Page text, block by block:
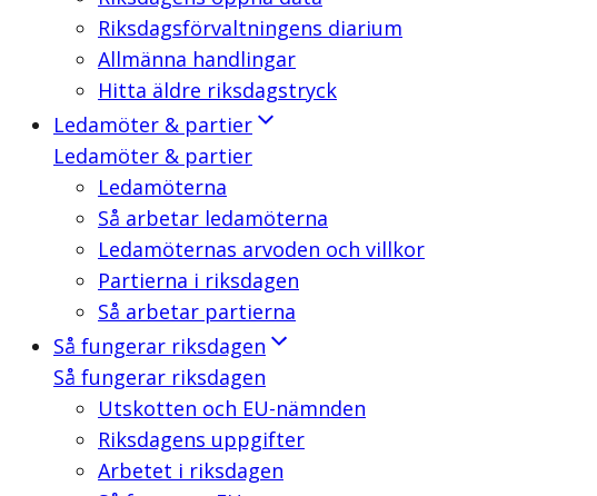
Riksdagsförvaltningens diarium
Allmänna handlingar
Hitta äldre riksdagstryck
Ledamöter & partier
Ledamöter & partier
Ledamöterna
Så arbetar ledamöterna
Ledamöternas arvoden och villkor
Partierna i riksdagen
Så arbetar partierna
Så fungerar riksdagen
Så fungerar riksdagen
Utskotten och EU-nämnden
Riksdagens uppgifter
Arbetet i riksdagen